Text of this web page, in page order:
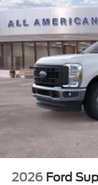
2026 Ford